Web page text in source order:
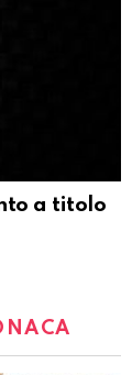
a titolo